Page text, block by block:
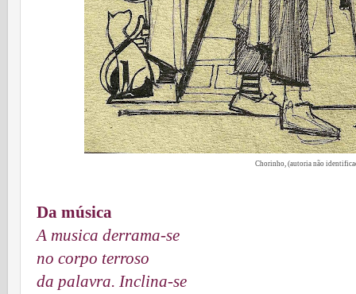
Chorinho, (autoria não
Da música
A musica derrama-se
no corpo terroso
da palavra. Inclina-se